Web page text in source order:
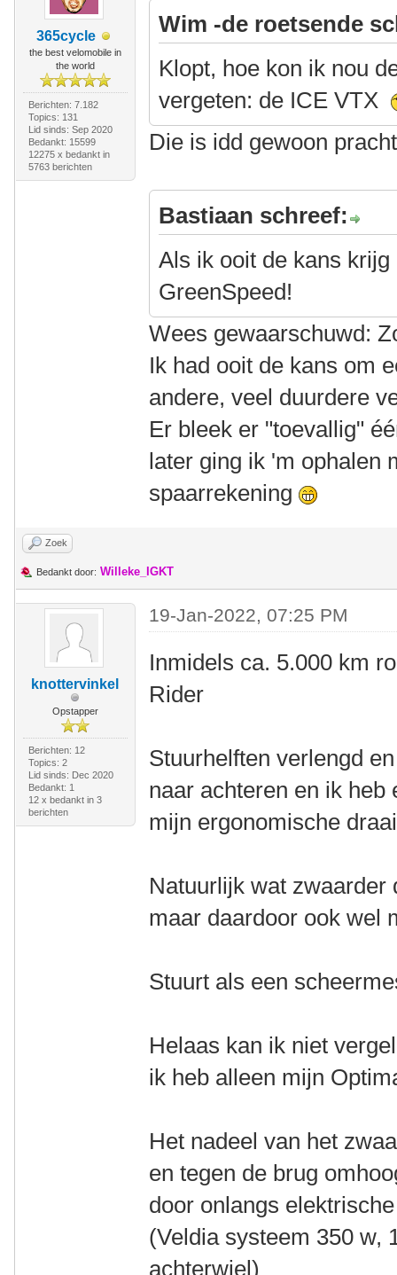
365cycle
the best velomobile in
the world
Berichten: 7.182
Topics: 131
Lid sinds: Sep 2020
Bedankt: 15599
12275 x bedankt in
5763 berichten
Wim -de roetsende
Klopt, hoe kon ik nou
vergeten: de ICE VTX
Die is idd gewoon
Bastiaan schreef:
Als ik ooit de kans
GreenSpeed!
Wees gewaarschuwd:
Ik had ooit de kans om
andere, veel duurdere
Er bleek er "toevallig"
later ging ik 'm ophalen
spaarrekening
Zoek
Bedankt door: Willeke_IGKT
knottervinkel
Opstapper
Berichten: 12
Topics: 2
Lid sinds: Dec 2020
Bedankt: 1
12 x bedankt in 3
berichten
19-Jan-2022, 07:25 PM
Inmidels ca. 5.000 km
Rider
Stuurhelften verlengd
naar achteren en ik
mijn ergonomische
Natuurlijk wat zwaarder
maar daardoor ook wel
Stuurt als een
Helaas kan ik niet
ik heb alleen mijn
Het nadeel van het
en tegen de brug
door onlangs
(Veldia systeem 350 w,
achterwiel)